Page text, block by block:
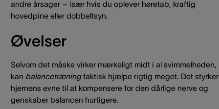
andre årsager – især hvis du oplever høretab, kraftig
hovedpine eller dobbeltsyn.
Øvelser
Selvom det måske virker mærkeligt midt i al svimmelheden,
kan balancetræningfaktisk hjælpe rigtig meget. Det styrker
hjernens evne til at kompensere for den dårlige nerve og
genskaber balancen hurtigere.